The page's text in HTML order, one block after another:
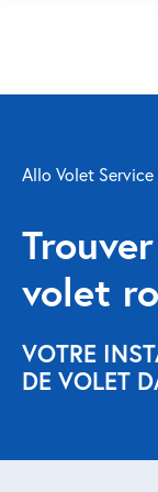
Volet roulant
Réparation
Volet roulant Velux
Réparation store
Allo Volet Service
volet
VOTRE
DE VOLET